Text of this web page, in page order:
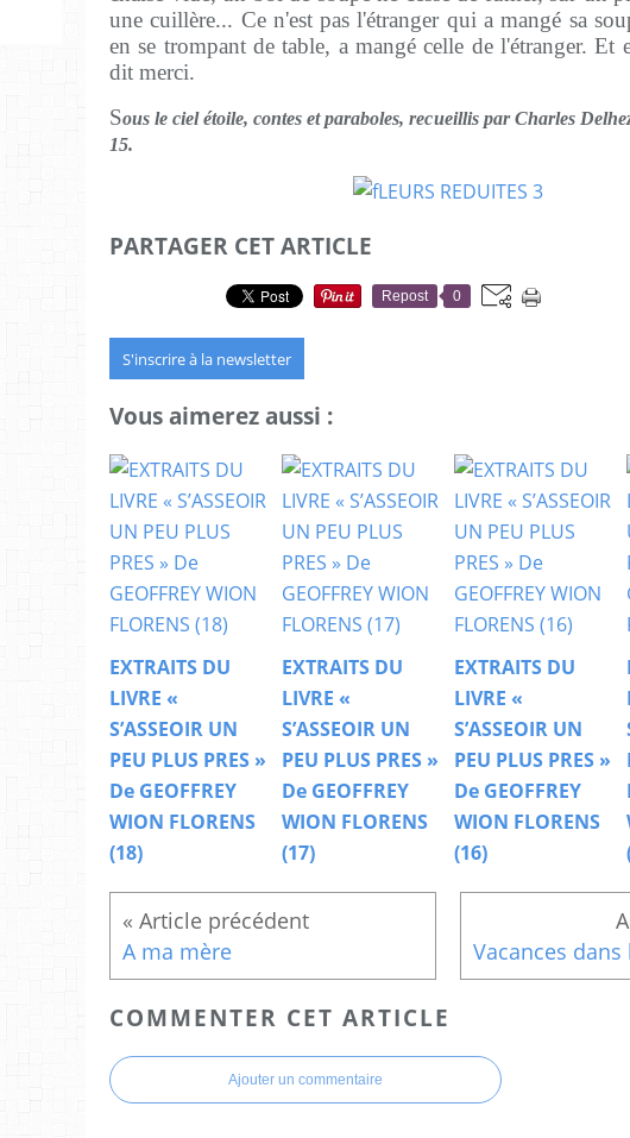
une cuillère... Ce n'est pas l'étranger qui a mangé sa
en se trompant de table, a mangé celle de l'étranger. Et
dit merci.
Sous le ciel étoile, contes et paraboles, recueillis par Charles
15.
PARTAGER CET ARTICLE
Repost 0
S'inscrire à la newsletter
Vous aimerez aussi :
EXTRAITS DU
LIVRE «
S’ASSEOIR UN
PEU PLUS PRES »
De GEOFFREY
WION FLORENS
(18)
EXTRAITS DU
LIVRE «
S’ASSEOIR UN
PEU PLUS PRES »
De GEOFFREY
WION FLORENS
(17)
EXTRAITS DU
LIVRE «
S’ASSEOIR UN
PEU PLUS PRES »
De GEOFFREY
WION FLORENS
(16)
A ma mère
COMMENTER CET ARTICLE
Ajouter un commentaire